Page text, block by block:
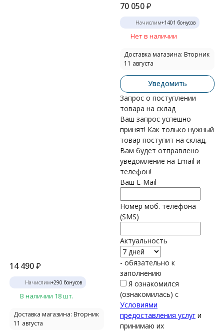
14 490₽
Начислим+290 бонусов
В наличии 18 шт.
Доставка магазина: Вторник
11 августа
70 050₽
Начислим+1401 бонусов
Нет в наличии
Доставка магазина: Вторник
11 августа
Уведомить
Запрос о поступлении
товара на склад
Ваш запрос успешно
принят! Как только нужный
товар поступит на склад,
Вам будет отправлено
уведомление на Email и
телефон!
Ваш E-Mail
Номер моб. телефона
(SMS)
Актуальность
- обязательно к
заполнению
Я ознакомился
(ознакомилась) с
Условиями
предоставления услуг и
принимаю их